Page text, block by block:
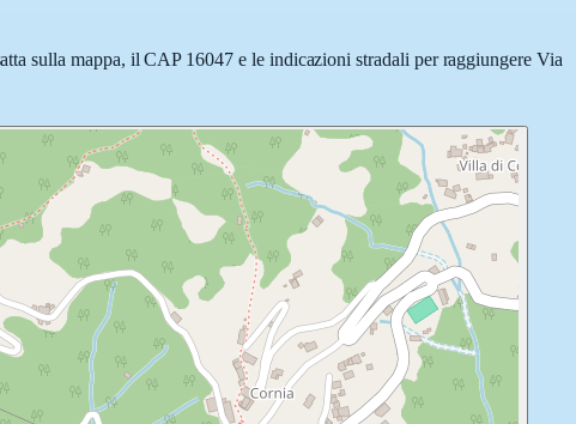
sulla mappa, il CAP 16047 e le indicazioni stradali per raggiungere Via